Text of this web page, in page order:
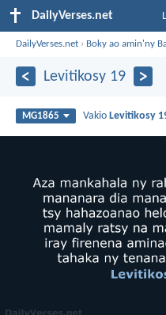
DailyVerses.net
DailyVerses.net › Boky ao amin'ny
Levitikosy 19
MG1865 Vakio Levitikosy